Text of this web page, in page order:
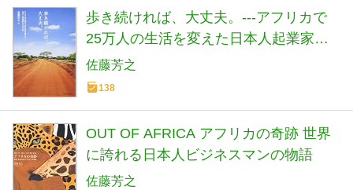
歩き続ければ、大丈夫。---アフリカで
25万人の生活を変えた日本人起業家か
らの手紙
佐藤芳之
138
OUT OF AFRICA アフリカの奇跡 世界
に誇れる日本人ビジネスマンの物語
佐藤芳之